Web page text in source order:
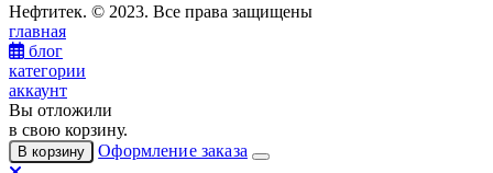
Нефтитек. © 2023. Все права защищены
главная
блог
категории
аккаунт
Вы отложили
в свою корзину.
В корзину Оформление заказа